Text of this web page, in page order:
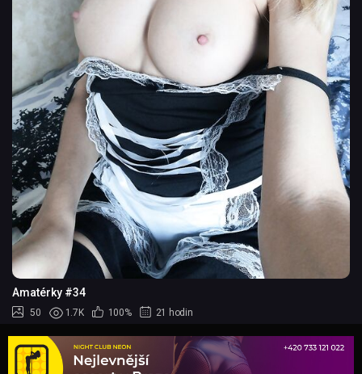
Amatérky #34
50 1.7K 100% 21 hodin